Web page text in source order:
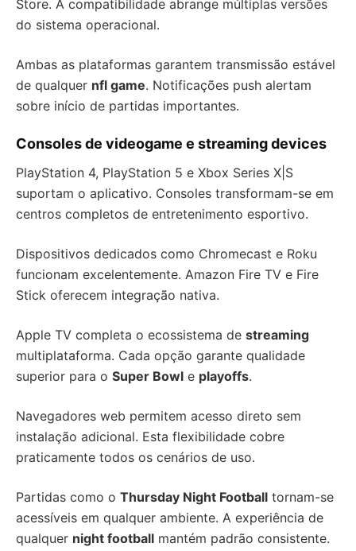
Store. A compatibilidade abrange múltiplas versões
do sistema operacional.
Ambas as plataformas garantem transmissão estável
de qualquer nfl game. Notificações push alertam
sobre início de partidas importantes.
Consoles de videogame e streaming devices
PlayStation 4, PlayStation 5 e Xbox Series X|S
suportam o aplicativo. Consoles transformam-se em
centros completos de entretenimento esportivo.
Dispositivos dedicados como Chromecast e Roku
funcionam excelentemente. Amazon Fire TV e Fire
Stick oferecem integração nativa.
Apple TV completa o ecossistema de streaming
multiplataforma. Cada opção garante qualidade
superior para o Super Bowl e playoffs.
Navegadores web permitem acesso direto sem
instalação adicional. Esta flexibilidade cobre
praticamente todos os cenários de uso.
Partidas como o Thursday Night Football tornam-se
acessíveis em qualquer ambiente. A experiência de
qualquer night football mantém padrão consistente.